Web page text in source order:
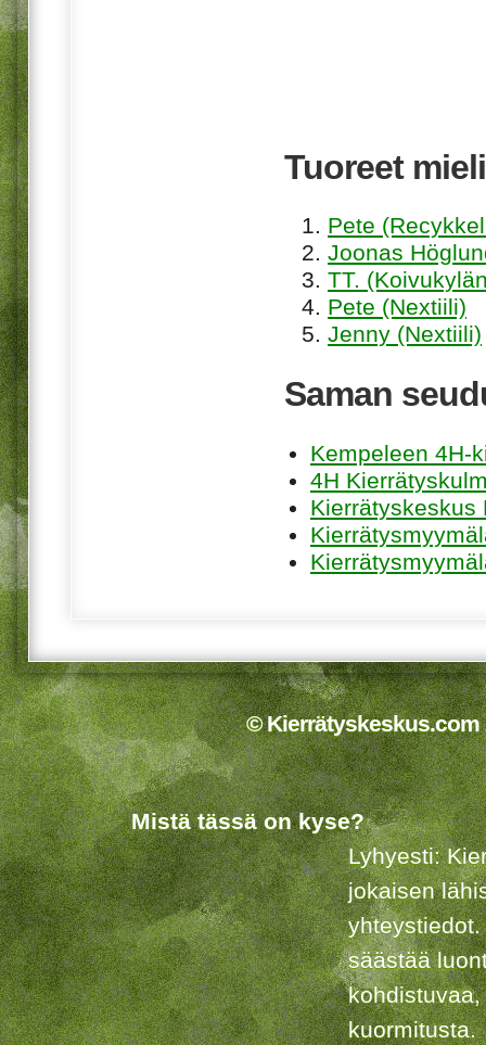
Tuoreet
Pete
Joonas
TT.
Pete (Nextiili)
Jenny (Nextiili)
Saman
Kempeleen 4H-
4H
Kierrätyskeskus
© Kierrätyskeskus.com
Mistä tässä on kyse?
Lyhyesti:
jokaisen
säästää
kuormitusta.